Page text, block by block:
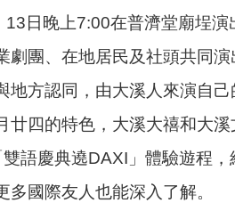
日晚上7:00在普濟堂廟埕
團、在地居民及社頭共同
方認同，由大溪人來演自己
四的特色，大溪大禧和大
語慶典遶DAXI」體驗遊程
國際友人也能深入了解。